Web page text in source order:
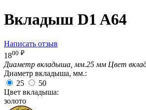
Вкладыш D1 A64
Написать отзыв
1800 ₽
Диаметр вкладыша, мм.25 мм Цвет
Диаметр вкладыша, мм.:
25
50
Цвет вкладыша:
золото